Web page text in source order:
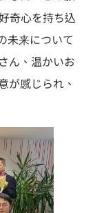
奇心を持ち込
未来について
ん、温かいお
が感じられ、